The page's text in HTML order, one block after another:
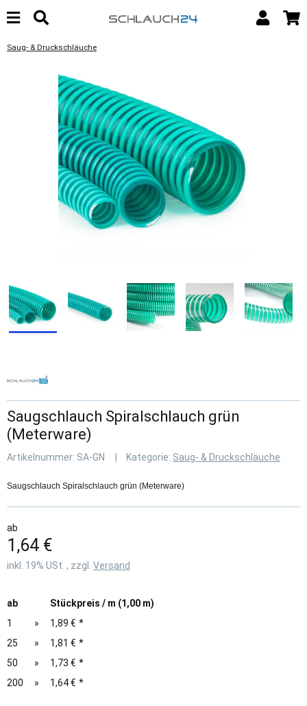
Saug- & Druckschläuche
Saugschlauch Spiralschlauch grün
(Meterware)
Artikelnummer: SA-GN Kategorie: Saug- & Druckschläuche
Saugschlauch Spiralschlauch grün (Meterware)
ab
1,64 €
inkl. 19% USt. , zzgl. Versand
ab
Stückpreis / m (1,00 m)
1
» 1,89 € *
25
» 1,81 € *
50
» 1,73 € *
200
» 1,64 € *